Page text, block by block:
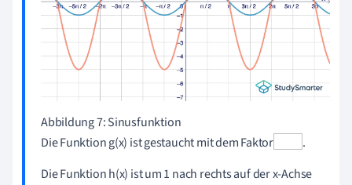
Abbildung 7:Sinusfunktion
Die Funktion g(x) ist gestaucht mit dem Faktor
.
Die Funktion h(x) ist um 1 nach rechts auf der x-Achse